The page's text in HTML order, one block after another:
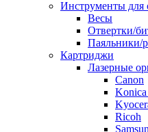
Инструменты для
Весы
Отвертки/
Паяльники/
Картриджи
Лазерные
Canon
Ricoh